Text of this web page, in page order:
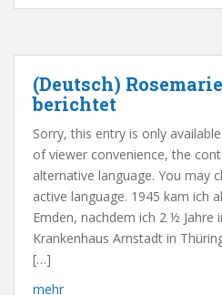
(Deutsch)
berichtet
Sorry, this entry is only
of viewer convenience, the
alternative language. You may
active language. 1945 kam ich
Emden, nachdem ich 2 ½ Jahre
Krankenhaus Arnstadt in
[…]
mehr